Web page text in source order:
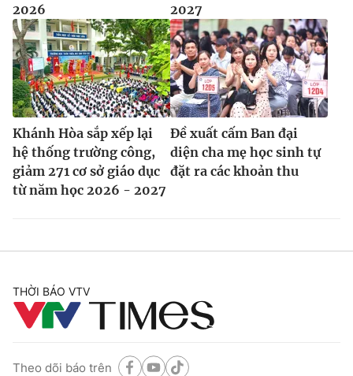
2026
2027
Khánh Hòa sắp xếp lại
hệ thống trường công,
giảm 271 cơ sở giáo dục
từ năm học 2026 - 2027
Đề xuất cấm Ban đại
diện cha mẹ học sinh tự
đặt ra các khoản thu
THỜI BÁO VTV
Theo dõi báo trên